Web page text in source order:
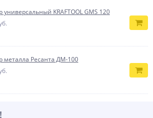
универсальный KRAFTOOL GMS 120
металла Ресанта ДМ-100